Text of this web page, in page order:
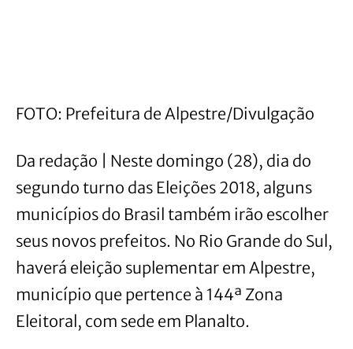
FOTO: Prefeitura de Alpestre/Divulgação
Da redação | Neste domingo (28), dia do
segundo turno das Eleições 2018, alguns
municípios do Brasil também irão escolher
seus novos prefeitos. No Rio Grande do Sul,
haverá eleição suplementar em Alpestre,
município que pertence à 144ª Zona
Eleitoral, com sede em Planalto.